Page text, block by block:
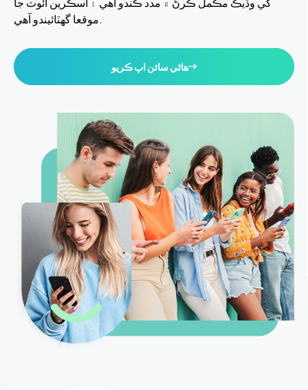
موقعا گهٽائيندو آهي.
هاڻي سائن اپ ڪريو